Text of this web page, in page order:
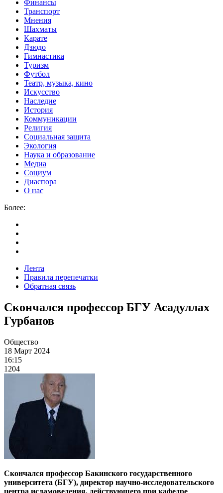
Финансы
Транспорт
Мнения
Шахматы
Карате
Дзюдо
Гимнастика
Туризм
Футбол
Театр, музыка, кино
Искусство
Наследие
История
Коммуникации
Религия
Социальная защита
Экология
Наука и образование
Медиа
Социум
Диаспора
О нас
Более:
Лента
Правила перепечатки
Обратная связь
Скончался профессор БГУ Асадуллах
Гурбанов
Общество
18 Март 2024
16:15
1204
Скончался профессор Бакинского государственного
университета (БГУ), директор научно-исследовательского
центра исламоведения, действующего при кафедре